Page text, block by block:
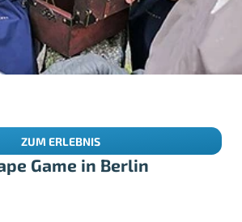
Game in Berlin
ZUM ERLEBNIS